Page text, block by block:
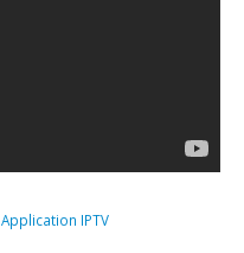
,Application IPTV